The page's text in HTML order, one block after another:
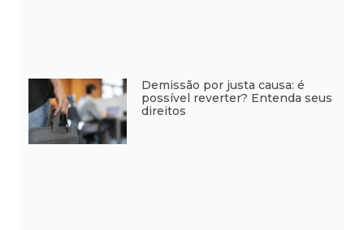
Demissão por justa causa: é
possível reverter? Entenda seus
direitos